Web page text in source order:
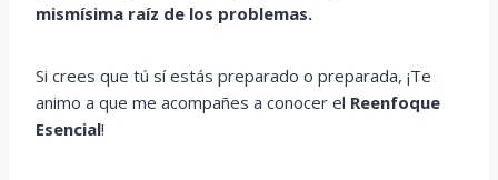
mismísima raíz de los problemas.
Si crees que tú sí estás preparado o preparada, ¡Te
animo a que me acompañes a conocer el Reenfoque
Esencial!